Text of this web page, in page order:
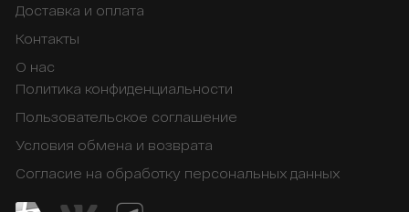
Доставка и оплата
Контакты
О нас
Политика конфиденциальности
Пользовательское соглашение
Условия обмена и возврата
Согласие на обработку персональных данных